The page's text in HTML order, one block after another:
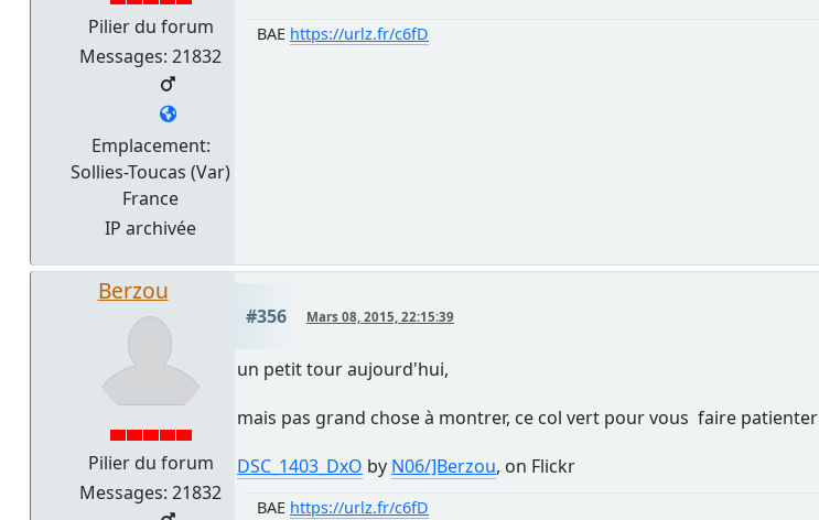
Pilier du forum
Messages: 21832
Emplacement:
Sollies-Toucas (Var)
France
IP archivée
BAE https://urlz.fr/c6fD
Berzou
Pilier du forum
Messages: 21832
#356 Mars 08, 2015, 22:15:39
un petit tour aujourd'hui,
mais pas grand chose à montrer, ce col vert pour vous faire patienter
DSC_1403_DxO by N06/]Berzou, on Flickr
BAE https://urlz.fr/c6fD